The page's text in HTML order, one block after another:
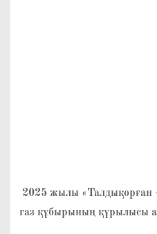
2025 жылы «Талдықорған
газ құбырының құрылысы